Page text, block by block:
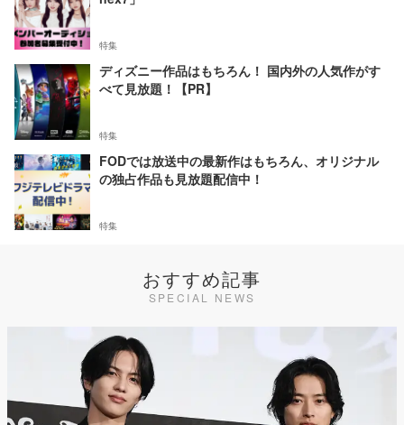
特集
ディズニー作品はもちろん！ 国内外の人気作がす
べて見放題！【PR】
特集
FODでは放送中の最新作はもちろん、オリジナル
の独占作品も見放題配信中！
特集
おすすめ記事
SPECIAL NEWS